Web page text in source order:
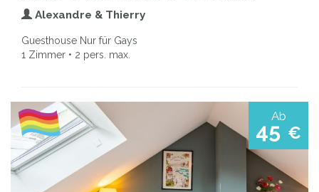
Alexandre & Thierry
Guesthouse Nur für Gays
1 Zimmer • 2 pers. max.
Ab
45 €